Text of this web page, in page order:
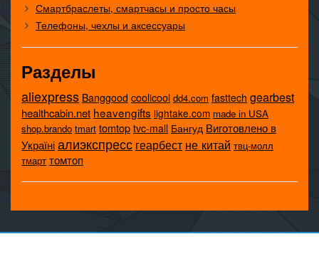
Смартбраслеты, смартчасы и просто часы
Телефоны, чехлы и аксессуары
Разделы
aliexpress Banggood coolicool dd4.com fasttech gearbest
healthcabin.net heavengifts lightake.com made in USA
shop.brando tmart tomtop tvc-mall Бангуд Виготовлено в
Україніалиэкспресс геарбест не китай твц-молл
тмарт томтоп